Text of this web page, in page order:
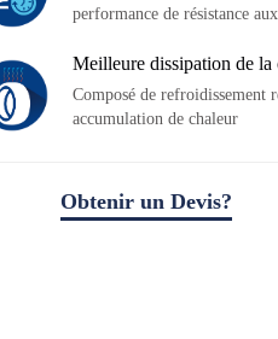
performance de résistance
Meilleure dissipation de la
Composé de refroidissement
accumulation de chaleur
Obtenir un Devis?